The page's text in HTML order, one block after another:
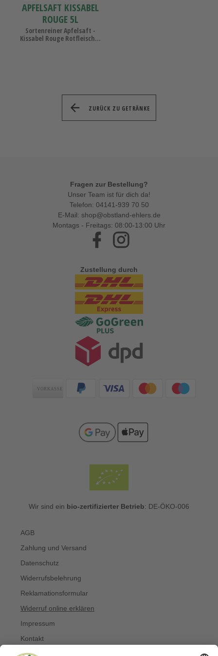
APFELSAFT KISSABEL
ROUGE 5L
Sortenreiner Apfelsaft -
Kissabel Rouge Rotfleisch...
ZURÜCK ZU GETRÄNKE
Fragen zur Bestellung?
Unser Team ist für dich da!
Telefon: 04141-939 70 50
E-Mail: shop@obstland-ehlers.de
Montags - Freitags: 08:00-13:00 Uhr
Facebook
Zustellung durch
Zahlungsarten
Wir sind ein bio-zertifizierter Betrieb: DE-ÖKO-006
AGB
Zahlung und Versand
Datenschutz
Widerrufsbelehrung
Reklamationsformular
Widerruf online erklären
Impressum
Kontakt
Über uns